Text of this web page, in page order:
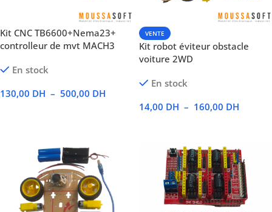
Kit CNC TB6600+Nema23+
controlleur de mvt MACH3
En stock
130,00 DH – 500,00 DH
VENTE
Kit robot éviteur obstacle
voiture 2WD
En stock
14,00 DH – 160,00 DH